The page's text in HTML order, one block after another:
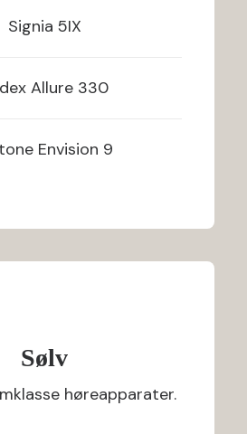
Signia 5IX
Allure 330
Envision 9
Sølv
høreapparater.